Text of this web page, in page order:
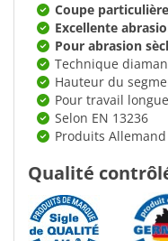
Coupe
Excellente
Pour abrasion
Technique
Hauteur du
Pour travail
Selon EN 13236
Produits Allemand
Qualité